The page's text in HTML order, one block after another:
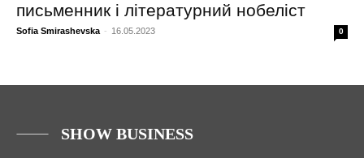
письменник і літературний нобеліст
Sofia Smirashevska - 16.05.2023 0
SHOW BUSINESS